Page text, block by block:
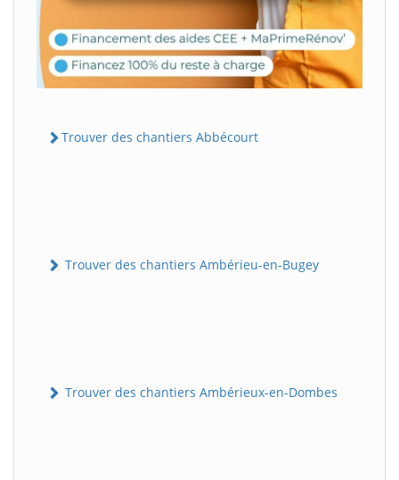
Trouver des chantiers Abbécourt
Trouver des chantiers Ambérieu-en-Bugey
Trouver des chantiers Ambérieux-en-Dombes